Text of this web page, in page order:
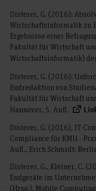
Disterer, G. (2016):
Wirtschaftsinformatik zu
Ergebnisse einer
Fakultät für Wirtschaft
Wirtschaftsinformatik)
Disterer, G. (2016):
Endredaktion von
Fakultät für Wirtschaft
Hannover, 5. Aufl.
Disterer, G. (2016), IT-
Compliance für KMU -
Aufl., Erich Schmidt:
Disterer, G., Kleiner, C.
Endgeräte im
(Hrsg.), Mobile